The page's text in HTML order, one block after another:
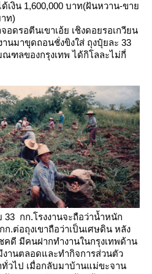
เงิน 1,600,000 บาท(ฝันหวาน-ขา
ท)
อดรอตีนเขาเอ้ย เชิงดอยรอเกวียน
นมาขุดถอนชั่งขิงใส่ ถุงปุ๋ยละ 33
ณฑลของกรุงเทพ ได้กิโลละไม่กี่
กก.โรงงานจะถือว่าน้ำหนัก
.ต่อถุงเขาถือว่าเป็นเศษดิน หลัง
คดี มีคนฝากทำงานในกรุงเทพด้าน
านตลอดและทำกิจการส่วนตัว
วไป เมื่อกลับมาบ้านแม่ขะจาน